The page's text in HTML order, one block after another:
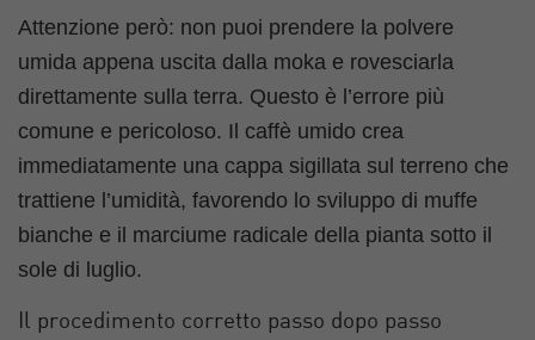
Attenzione però: non puoi prendere la polvere
umida appena uscita dalla moka e rovesciarla
direttamente sulla terra. Questo è l’errore più
comune e pericoloso. Il caffè umido crea
immediatamente una cappa sigillata sul terreno che
trattiene l’umidità, favorendo lo sviluppo di muffe
bianche e il marciume radicale della pianta sotto il
sole di luglio.
Il procedimento corretto passo dopo passo